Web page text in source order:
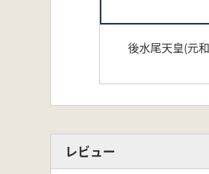
後水尾天皇(元
レビュー